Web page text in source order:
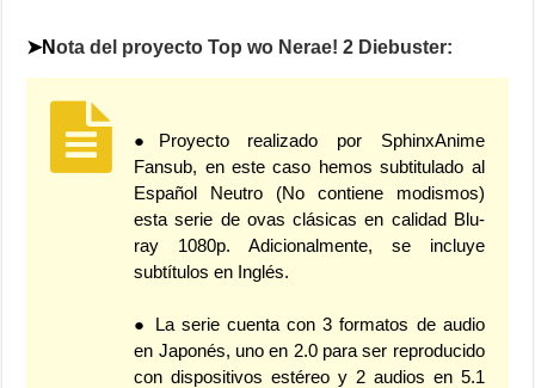
➤Nota del proyecto Top wo Nerae! 2 Diebuster:
●Proyecto realizado por SphinxAnime
Fansub, en este caso hemos subtitulado al
Español Neutro (No contiene modismos)
esta serie de ovas clásicas en calidad Blu-
ray 1080p. Adicionalmente, se incluye
subtítulos en Inglés.
● La serie cuenta con 3 formatos de audio
en Japonés, uno en 2.0 para ser reproducido
con dispositivos estéreo y 2 audios en 5.1